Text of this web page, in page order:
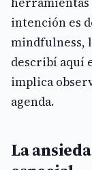
intención es
mindfulness,
describí aquí
implica
agenda.
La